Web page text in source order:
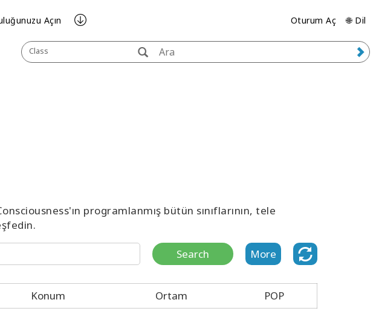
Açın Oturum Aç 🌐 Dil
Class
programlanmış bütün sınıflarının, tele
Search More
Konum Ortam POP